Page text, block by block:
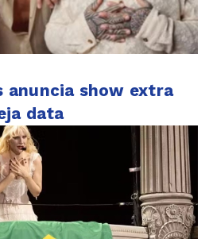
anuncia show extra
data